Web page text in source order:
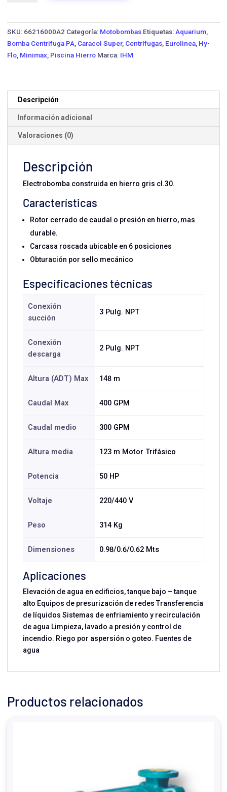
cantidad
SKU: 66216000A2 Categoría: Motobombas Etiquetas: Aquarium
Bomba Centrifuga PA Caracol Super, Centrífugas Eurolinea Hy-
Flo Minimax Piscina Hierro Marca: IHM
Descripción
Información adicional
Valoraciones (0)
Descripción
Electrobomba construida en hierro gris cl.30.
Características
Rotor cerrado de caudal o presión en hierro, mas
durable.
Carcasa roscada ubicable en 6 posiciones
Obturación por sello mecánico
Especificaciones técnicas
Conexión
succión
3 Pulg. NPT
Conexión
descarga
2 Pulg. NPT
Altura (ADT) Max 148 m
Caudal Max 400 GPM
Caudal medio 300 GPM
Altura media 123 m Motor Trifásico
Potencia 50 HP
Voltaje 220/440 V
Peso 314 Kg
Dimensiones 0.98/0.6/0.62 Mts
Aplicaciones
Elevación de agua en edificios, tanque bajo – tanque
alto Equipos de presurización de redes Transferencia
de líquidos Sistemas de enfriamiento y recirculación
de agua Limpieza, lavado a presión y control de
incendio. Riego por aspersión o goteo. Fuentes de
agua
Productos relacionados